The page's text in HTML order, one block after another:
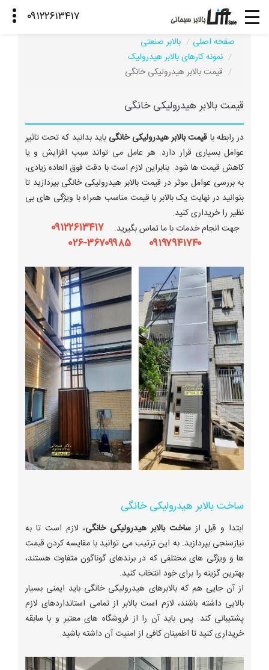
صفحه اصلی
بالابر صنعتی
نمونه کارهای بالابر هیدرولیک
قیمت بالابر هیدرولیکی خانگی
قیمت بالابر هیدرولیکی خانگی
در رابطه با قیمت بالابر هیدرولیکی خانگی باید بدانید که تحت تاثیر
عوامل بسیاری قرار دارد. هر عامل می تواند سبب افزایش و یا
کاهش قیمت ها شود. بنابراین لازم است با دقت فوق العاده زیادی،
به بررسی عوامل موثر در قیمت بالابر هیدرولیکی خانگی بپردازید تا
بتوانید در نهایت یک بالابر با قیمت مناسب همراه با ویژگی های بی
نظیر را خریداری کنید.
جهت انجام خدمات با ما تماس بگیرید.
۰۹۱۹۷۹۴۱۷۴۰ ۳۶۷۰۹۹۸۵-۰۲۶
ساخت بالابر هیدرولیکی خانگی
ابتدا و قبل از ساخت بالابر هیدرولیکی خانگی، لازم است تا به
نیازسنجی بپردازید. به این ترتیب می توانید با مقایسه کردن قیمت
ها و ویژگی های مختلفی که در برندهای گوناگون متفاوت هستند،
بهترین گزینه را برای خود انتخاب کنید.
از آن جایی هم که بالابرهای هیدرولیکی خانگی باید ایمنی بسیار
بالایی داشته باشند، لازم است بالابر از تمامی استانداردهای لازم
پشتیبانی کند. پس باید آن را از فروشگاه های معتبر و با سابقه
خریداری کنید تا اطمینان کافی از امنیت آن داشته باشید.